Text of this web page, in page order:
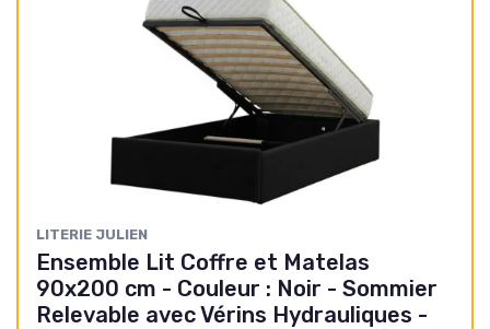
LITERIE JULIEN
Ensemble Lit Coffre et Matelas
90x200 cm - Couleur : Noir - Sommier
Relevable avec Vérins Hydrauliques -